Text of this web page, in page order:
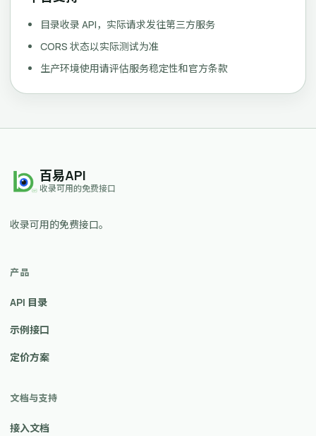
目录收录 API，实际请求发往第三方服务
CORS 状态以实际测试为准
生产环境使用请评估服务稳定性和官方条款
百易API
收录可用的免费接口
收录可用的免费接口。
产品
API 目录
示例接口
定价方案
文档与支持
接入文档